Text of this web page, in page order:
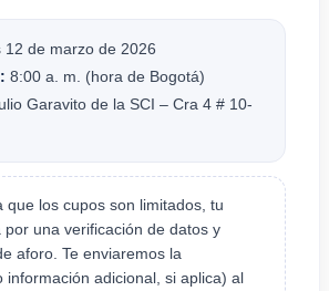
12 de marzo de 2026
8:00 a. m. (hora de Bogotá)
Garavito de la SCI – Cra 4 # 10-
que los cupos son limitados, tu
por una verificación de datos y
aforo. Te enviaremos la
información adicional, si aplica) al